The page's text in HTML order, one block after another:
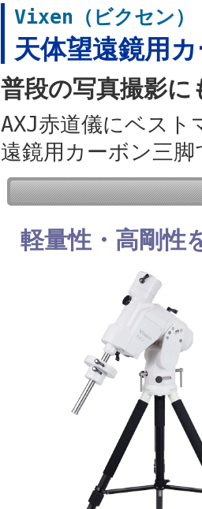
Vixen（ビクセン
天体望遠鏡用
普段の写真撮影に
AXJ赤道儀にベスト
遠鏡用カーボン三脚
軽量性・高剛性